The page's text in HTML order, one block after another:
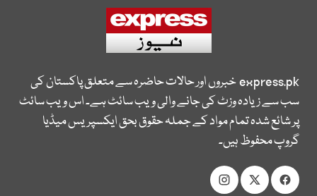
express.pkخبروں اور حالات حاضرہ سے متعلق پاکستان کی
سب سے زیادہ وزٹ کی جانے والی ویب سائٹ ہے۔ اس ویب سائٹ
پر شائع شدہ تمام مواد کے جملہ حقوق بحق ایکسپریس میڈیا
گروپ محفوظ ہیں۔